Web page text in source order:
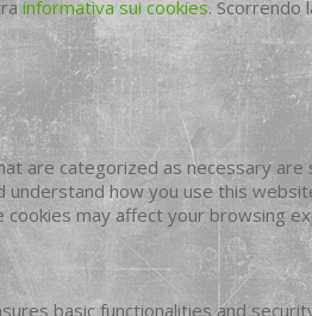
informativa sui cookies. Scorrendo
are categorized as necessary
how you use this
may affect your browsing
basic functionalities and